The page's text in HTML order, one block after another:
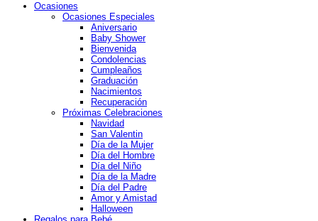
Ocasiones
Ocasiones Especiales
Aniversario
Baby Shower
Bienvenida
Condolencias
Cumpleaños
Graduación
Nacimientos
Recuperación
Próximas Celebraciones
Navidad
San Valentin
Día de la Mujer
Día del Hombre
Día del Niño
Día de la Madre
Día del Padre
Amor y Amistad
Halloween